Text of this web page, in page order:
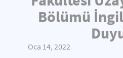
Bölümü
Oca 14, 2022